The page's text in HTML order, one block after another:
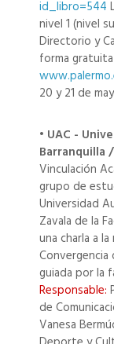
id_libro=544
nivel 1 (nivel
Directorio y
forma
20 y 21 de
• UAC -
Barranquilla
Vinculación
grupo de
Universidad
Zavala de la
una charla a
guiada por la
Responsable:
de
Vanesa